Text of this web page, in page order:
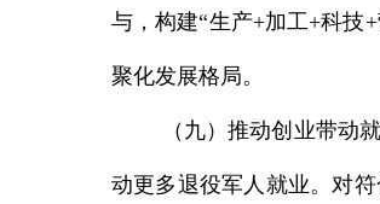
与，构建“生产+加工+科技
聚化发展格局。
（九）推动创业带动
动更多退役军人就业。对